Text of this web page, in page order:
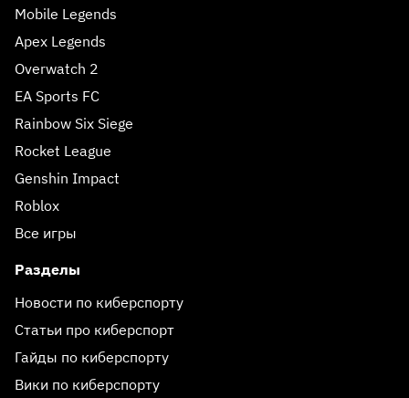
Mobile Legends
Apex Legends
Overwatch 2
EA Sports FC
Rainbow Six Siege
Rocket League
Genshin Impact
Roblox
Все игры
Разделы
Новости по киберспорту
Статьи про киберспорт
Гайды по киберспорту
Вики по киберспорту